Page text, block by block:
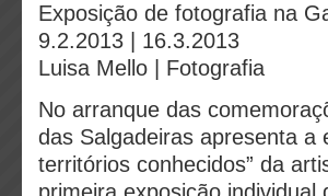
Exposição de fotografia na
9.2.2013 | 16.3.2013
Luisa Mello | Fotografia
No arranque das
das Salgadeiras apresenta a
territórios conhecidos” da